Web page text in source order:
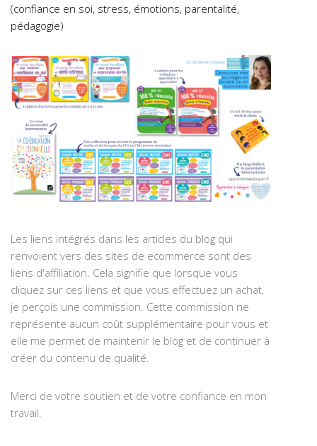
(confiance en soi, stress, émotions, parentalité,
pédagogie)
Les liens intégrés dans les articles du blog qui
renvoient vers des sites de ecommerce sont des
liens d'affiliation. Cela signifie que lorsque vous
cliquez sur ces liens et que vous effectuez un achat,
je perçois une commission. Cette commission ne
représente aucun coût supplémentaire pour vous et
elle me permet de maintenir le blog et de continuer à
créer du contenu de qualité.
Merci de votre soutien et de votre confiance en mon
travail.